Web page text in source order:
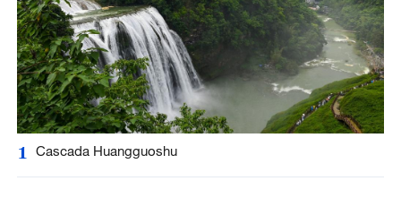
1 Cascada Huangguoshu